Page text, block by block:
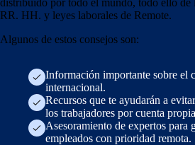
distribuido por todo el mundo, todo ello de
RR. HH. y leyes laborales de Remote.
Algunos de estos consejos son:
Información importante sobre el
internacional.
Recursos que te ayudarán a
los trabajadores por cuenta
Asesoramiento de expertos para
empleados con prioridad remota.